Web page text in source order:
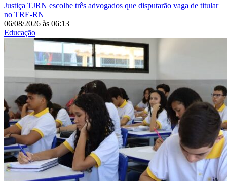
Justiça TJRN escolhe três advogados que disputarão vaga de titular
no TRE-RN
06/08/2026 às 06:13
Educação